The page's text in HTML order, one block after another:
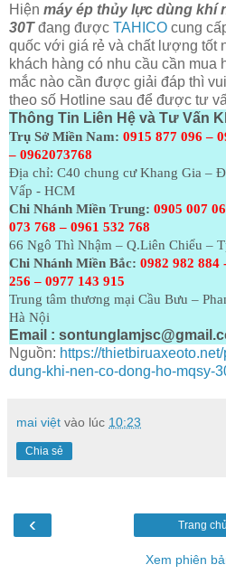
Hiện máy ép thủy lực dùng khí
30Tđang được TAHICO cung
quốc với giá rẻ và chất lượng tốt
khách hàng có nhu cầu cần mua
mắc nào cần được giải đáp thì
theo số Hotline sau để được tư
Thông Tin Liên Hệ và Tư Vấn
Trụ Sở Miền Nam: 0915 877 096 –
– 0962073768
Địa chỉ: C40 chung cư Khang Gia –
Vấp - HCM
Chi Nhánh Miền Trung: 0905 007
073 768 – 0961 532 768
66 Ngô Thì Nhậm – Q.Liên Chiểu –
Chi Nhánh Miền Bắc: 0982 982 884
256 – 0977 143 915
Trung tâm thương mại Cầu Bưu –
Hà Nội
Email :
Nguồn: https://
dung-khi-nen-co-dong-ho-mqsy-
mai việt vào lúc 10:23
Chia sẻ
‹ Trang chủ
Xem phiên